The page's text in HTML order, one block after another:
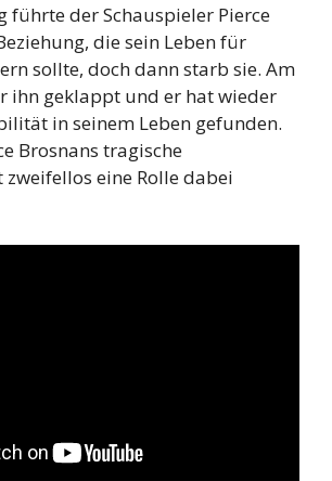
führte der Schauspieler Pierce
die sein Leben für
sollte, doch dann starb sie. Am
ihn geklappt und er hat wieder
in seinem Leben gefunden.
Brosnans tragische
zweifellos eine Rolle dabei